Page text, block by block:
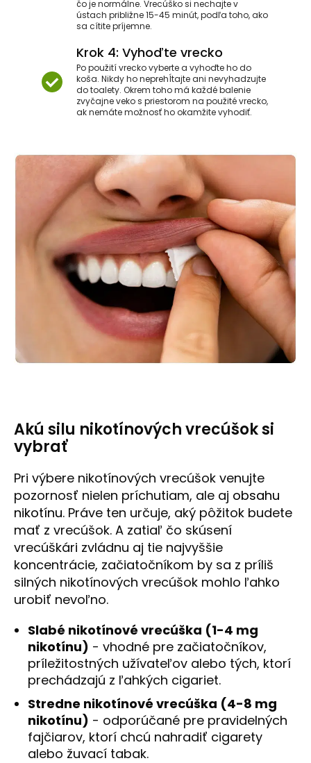
čo je normálne. Vrecúško si nechajte v
ústach približne 15-45 minút, podľa toho, ako
sa cítite príjemne.
Krok 4: Vyhoďte vrecko
Po použití vrecko vyberte a vyhoďte ho do
koša. Nikdy ho neprehĺtajte ani nevyhadzujte
do toalety. Okrem toho má každé balenie
zvyčajne veko s priestorom na použité vrecko,
ak nemáte možnosť ho okamžite vyhodiť.
Akú silu nikotínových vrecúšok si
vybrať
Pri výbere nikotínových vrecúšok venujte
pozornosť nielen príchutiam, ale aj obsahu
nikotínu. Práve ten určuje, aký pôžitok budete
mať z vrecúšok. A zatiaľ čo skúsení
vrecúškári zvládnu aj tie najvyššie
koncentrácie, začiatočníkom by sa z príliš
silných nikotínových vrecúšok mohlo ľahko
urobiť nevoľno.
Slabé nikotínové vrecúška (1-4 mg
nikotínu) - vhodné pre začiatočníkov,
príležitostných užívateľov alebo tých, ktorí
prechádzajú z ľahkých cigariet.
Stredne nikotínové vrecúška (4-8 mg
nikotínu) - odporúčané pre pravidelných
fajčiarov, ktorí chcú nahradiť cigarety
alebo žuvací tabak.